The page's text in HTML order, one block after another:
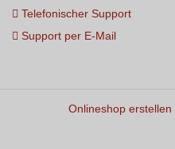
Telefonischer Support
Support per E-Mail
Onlineshop erstellen